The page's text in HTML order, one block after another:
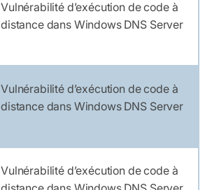
Vulnérabilité d’exécution de code à
distance dans Windows DNS Server
Vulnérabilité d’exécution de code à
distance dans Windows DNS Server
Vulnérabilité d’exécution de code à